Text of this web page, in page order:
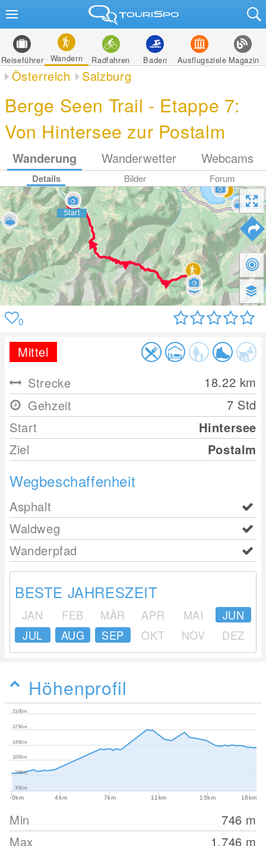
Reiseführer Wandern Radfahren Baden Ausflugsziele Magazin
Österreich Salzburg
Berge Seen Trail - Etappe 7:
Von Hintersee zur Postalm
Wanderung Wanderwetter Webcams
Details Bilder Forum
0
Mittel
Strecke
18.22 km
Gehzeit
7 Std
Start
Hintersee
Ziel
Postalm
Wegbeschaffenheit
Asphalt
Waldweg
Wanderpfad
BESTE JAHRESZEIT
JAN FEB MÄR APR MAI
JUN
JUL
AUG SEP OKT NOV DEZ
Höhenprofil
-0km 4km 7km 11km 15km 18km
350m
700m
1050m
1400m
1750m
2100m
Min 746 m
Max
1,746 m